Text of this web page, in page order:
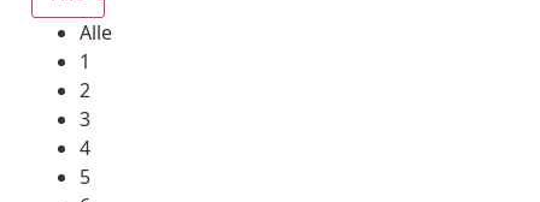
Alle
1
2
3
4
5